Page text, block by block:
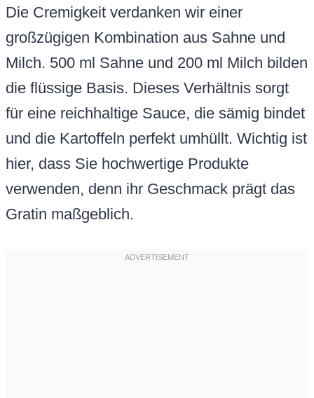
Die Cremigkeit verdanken wir einer
großzügigen Kombination aus Sahne und
Milch. 500 ml Sahne und 200 ml Milch bilden
die flüssige Basis. Dieses Verhältnis sorgt
für eine reichhaltige Sauce, die sämig bindet
und die Kartoffeln perfekt umhüllt. Wichtig ist
hier, dass Sie hochwertige Produkte
verwenden, denn ihr Geschmack prägt das
Gratin maßgeblich.